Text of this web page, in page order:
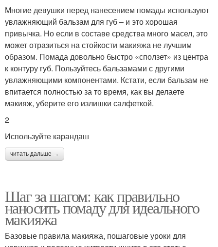
Многие девушки перед нанесением помады используют
увлажняющий бальзам для губ – и это хорошая
привычка. Но если в составе средства много масел, это
может отразиться на стойкости макияжа не лучшим
образом. Помада довольно быстро «сползет» из центра
к контуру губ. Пользуйтесь бальзамами с другими
увлажняющими компонентами. Кстати, если бальзам не
впитается полностью за то время, как вы делаете
макияж, уберите его излишки салфеткой.
2
Используйте карандаш
читать дальше →
Шаг за шагом: как правильно
наносить помаду для идеального
макияжа
Базовые правила макияжа, пошаговые уроки для